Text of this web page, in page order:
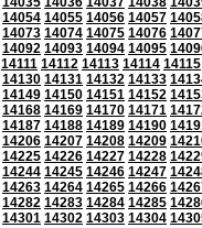
14054 14055 14056 14057
14073 14074 14075 14076
14092 14093 14094 14095
14111 14112 14113 14114 14115
14130 14131 14132 14133
14149 14150 14151 14152
14168 14169 14170 14171
14187 14188 14189 14190
14206 14207 14208 14209
14225 14226 14227 14228
14244 14245 14246 14247
14263 14264 14265 14266
14282 14283 14284 14285
14301 14302 14303 14304